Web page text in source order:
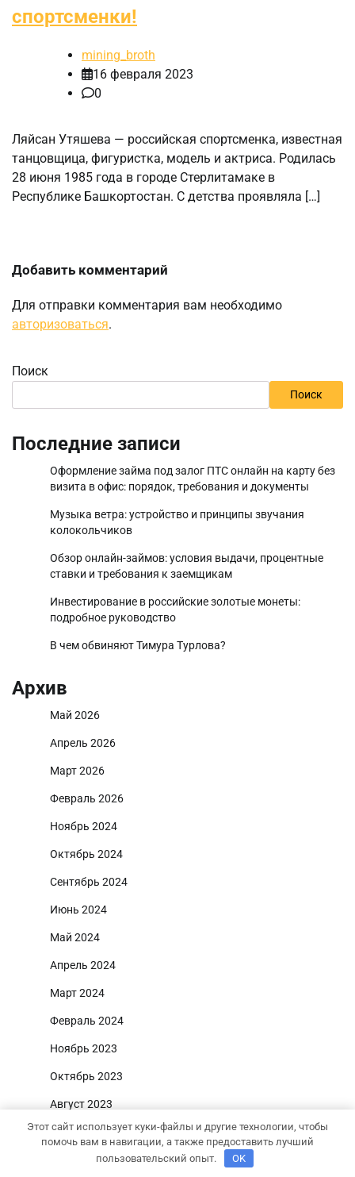
спортсменки!
mining_broth
16 февраля 2023
0
Ляйсан Утяшева — российская спортсменка, известная
танцовщица, фигуристка, модель и актриса. Родилась
28 июня 1985 года в городе Стерлитамаке в
Республике Башкортостан. С детства проявляла […]
Добавить комментарий
Для отправки комментария вам необходимо
авторизоваться.
Поиск
Поиск
Последние записи
Оформление займа под залог ПТС онлайн на карту без
визита в офис: порядок, требования и документы
Музыка ветра: устройство и принципы звучания
колокольчиков
Обзор онлайн-займов: условия выдачи, процентные
ставки и требования к заемщикам
Инвестирование в российские золотые монеты:
подробное руководство
В чем обвиняют Тимура Турлова?
Архив
Май 2026
Апрель 2026
Март 2026
Февраль 2026
Ноябрь 2024
Октябрь 2024
Сентябрь 2024
Июнь 2024
Май 2024
Апрель 2024
Март 2024
Февраль 2024
Ноябрь 2023
Октябрь 2023
Август 2023
Май 2023
Апрель 2023
Этот сайт использует куки-файлы и другие технологии, чтобы
помочь вам в навигации, а также предоставить лучший
пользовательский опыт.
OK